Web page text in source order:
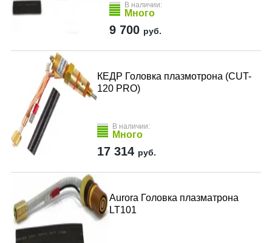
В наличии:
Много
9 700 руб.
КЕДР Головка плазмотрона (CUT-
120 PRO)
В наличии:
Много
17 314 руб.
Aurora Головка плазматрона
LT101